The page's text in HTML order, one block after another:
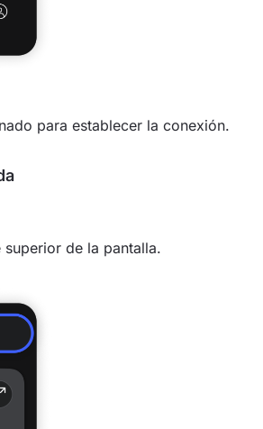
para establecer la conexión.
de la pantalla.